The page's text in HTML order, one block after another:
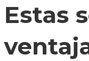
Estas